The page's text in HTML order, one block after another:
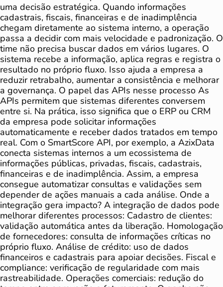
uma decisão estratégica. Quando informações
cadastrais, fiscais, financeiras e de inadimplência
chegam diretamente ao sistema interno, a operação
passa a decidir com mais velocidade e padronização. O
time não precisa buscar dados em vários lugares. O
sistema recebe a informação, aplica regras e registra o
resultado no próprio fluxo. Isso ajuda a empresa a
reduzir retrabalho, aumentar a consistência e melhorar
a governança. O papel das APIs nesse processo As
APIs permitem que sistemas diferentes conversem
entre si. Na prática, isso significa que o ERP ou CRM
da empresa pode solicitar informações
automaticamente e receber dados tratados em tempo
real. Com o SmartScore API, por exemplo, a AzixData
conecta sistemas internos a um ecossistema de
informações públicas, privadas, fiscais, cadastrais,
financeiras e de inadimplência. Assim, a empresa
consegue automatizar consultas e validações sem
depender de ações manuais a cada análise. Onde a
integração gera impacto? A integração de dados pode
melhorar diferentes processos: Cadastro de clientes:
validação automática antes da liberação. Homologação
de fornecedores: consulta de informações críticas no
próprio fluxo. Análise de crédito: uso de dados
financeiros e cadastrais para apoiar decisões. Fiscal e
compliance: verificação de regularidade com mais
rastreabilidade. Operações comerciais: redução do